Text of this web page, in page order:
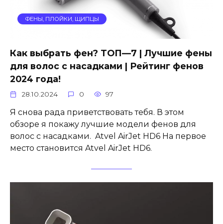
ФЕНЫ, ПЛОЙКИ, ЩИПЦЫ
Как выбрать фен? ТОП—7 | Лучшие фены
для волос с насадками | Рейтинг фенов
2024 года!
28.10.2024 0 97
Я снова рада приветствовать тебя. В этом
обзоре я покажу лучшие модели фенов для
волос с насадками. Atvel AirJet HD6 На первое
место становится Atvel AirJet HD6.